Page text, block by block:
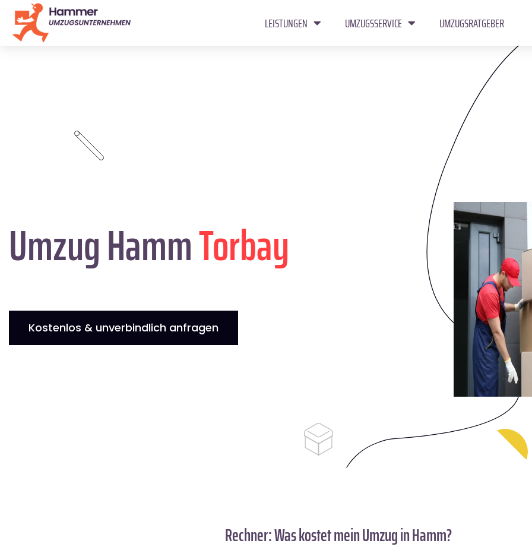
LEISTUNGEN UMZUGSSERVICE UMZUGSRATGEBER
Umzug HammTorbay
Kostenlos & unverbindlich anfragen
Rechner: Was kostet mein Umzug in Hamm?